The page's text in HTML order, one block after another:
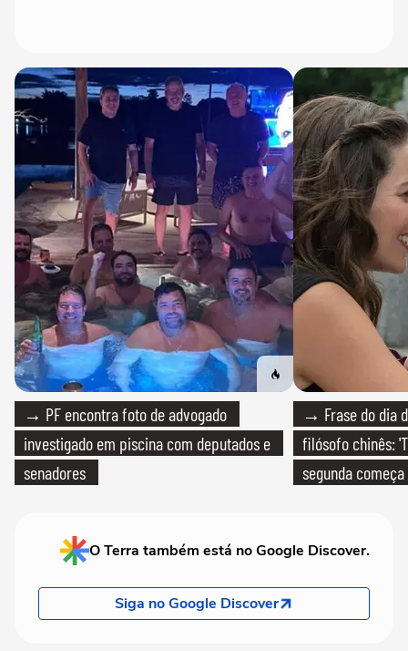
→ PF encontra foto de advogado
investigado em piscina com deputados e
senadores
→ Frase do dia
filósofo chinês:
segunda
O Terra também está no Google Discover.
Siga no Google Discover